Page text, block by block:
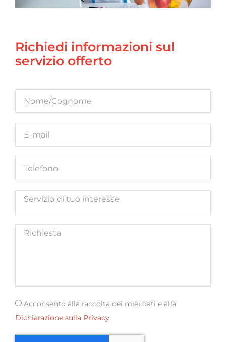
Richiedi informazioni sul
servizio offerto
Acconsento alla raccolta dei miei dati e alla
Dichiarazione sulla Privacy